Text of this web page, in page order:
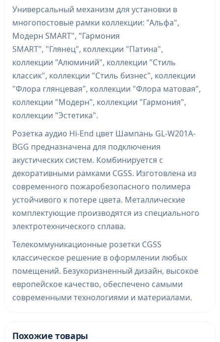
Универсальный механизм для установки в
многопостовые рамки коллекции: "Альфа",
Модерн SMART", "Гармония
SMART", "Глянец", коллекции "Патина",
коллекции "Алюминий", коллекции "Стиль
классик", коллекции "Стиль бизнес", коллекции
"Флора глянцевая", коллекции "Флора матовая",
коллекции "Модерн", коллекции "Гармония",
коллекции "Эстетика".
Розетка аудио Hi-End цвет Шампань GL-W201A-
BGG предназначена для подключения
акустических систем. Комбинируется с
декоративными рамками CGSS. Изготовлена из
современного пожаробезопасного полимера
устойчивого к потере цвета. Металлические
комплектующие производятся из специального
электротехнического сплава.
Телекоммуникационные розетки CGSS
классическое решение в оформлении любых
помещений. Безукоризненный дизайн, высокое
европейское качество, обеспечено самыми
современными технологиями и материалами.
Похожие товары